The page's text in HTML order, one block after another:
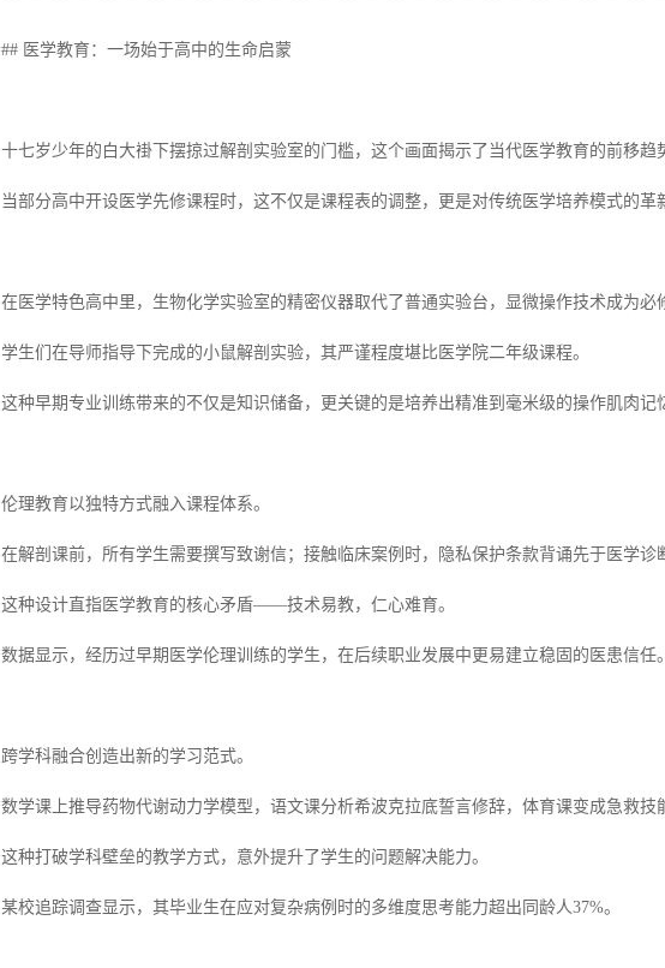
## 医学教育：一场始于高中的生命启蒙
十七岁少年的白大褂下摆掠过解剖实验室的门槛，这个画面揭示了当代医学教育的前移趋
当部分高中开设医学先修课程时，这不仅是课程表的调整，更是对传统医学培养模式的革
在医学特色高中里，生物化学实验室的精密仪器取代了普通实验台，显微操作技术成为必
学生们在导师指导下完成的小鼠解剖实验，其严谨程度堪比医学院二年级课程。
这种早期专业训练带来的不仅是知识储备，更关键的是培养出精准到毫米级的操作肌肉记
伦理教育以独特方式融入课程体系。
在解剖课前，所有学生需要撰写致谢信；接触临床案例时，隐私保护条款背诵先于医学诊
这种设计直指医学教育的核心矛盾——技术易教，仁心难育。
数据显示，经历过早期医学伦理训练的学生，在后续职业发展中更易建立稳固的医患信任。
跨学科融合创造出新的学习范式。
数学课上推导药物代谢动力学模型，语文课分析希波克拉底誓言修辞，体育课变成急救技
这种打破学科壁垒的教学方式，意外提升了学生的问题解决能力。
某校追踪调查显示，其毕业生在应对复杂病例时的多维度思考能力超出同龄人37%。